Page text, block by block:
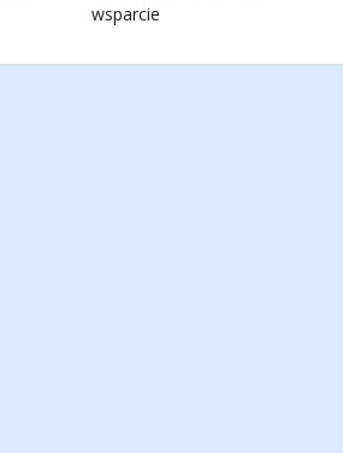
wsparcie